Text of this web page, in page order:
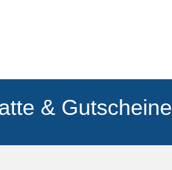
& Gutscheine